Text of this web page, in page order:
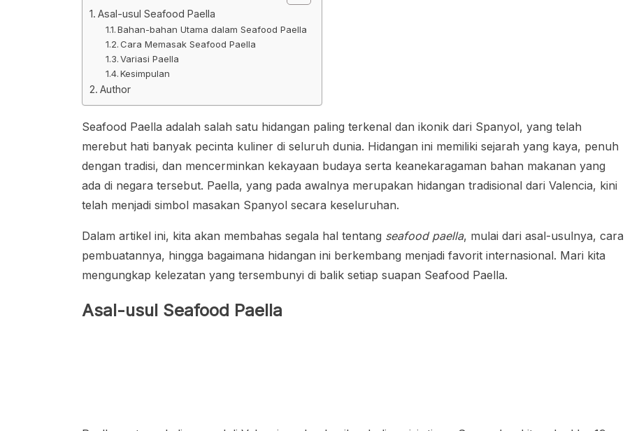
Asal-usul Seafood Paella
Bahan-bahan Utama dalam Seafood Paella
Cara Memasak Seafood Paella
Variasi Paella
Kesimpulan
Author
Seafood Paella adalah salah satu hidangan paling terkenal dan ikonik dari Spanyol, yang telah
merebut hati banyak pecinta kuliner di seluruh dunia. Hidangan ini memiliki sejarah yang kaya, penuh
dengan tradisi, dan mencerminkan kekayaan budaya serta keanekaragaman bahan makanan yang
ada di negara tersebut. Paella, yang pada awalnya merupakan hidangan tradisional dari Valencia, kini
telah menjadi simbol masakan Spanyol secara keseluruhan.
Dalam artikel ini, kita akan membahas segala hal tentang seafood paella, mulai dari asal-usulnya, cara
pembuatannya, hingga bagaimana hidangan ini berkembang menjadi favorit internasional. Mari kita
mengungkap kelezatan yang tersembunyi di balik setiap suapan Seafood Paella.
Asal-usul Seafood Paella